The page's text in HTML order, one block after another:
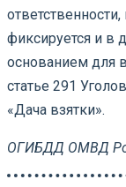
фиксируется и в
основанием для
статье 291
«Дача взятки».
ОГИБДД ОМВД